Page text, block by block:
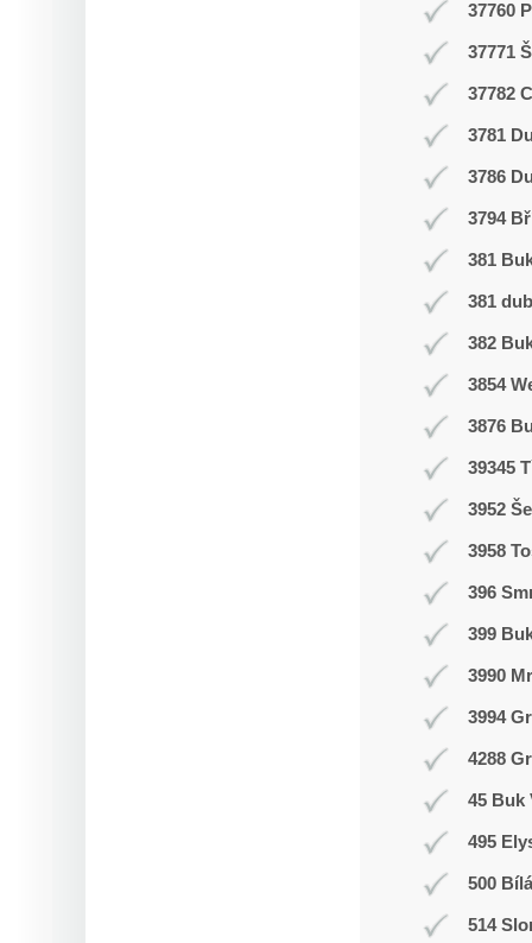
37760
37771
37782
3781
3786
3794
381
381 dub
382
3854
3876
39345
3952
3958
396
399
3990
3994
4288
45 Buk
495
500 Bílá
514